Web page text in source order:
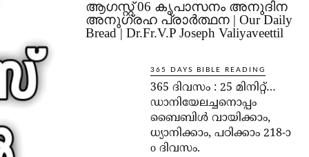
ആഗസ്റ്റ് 06 കൃപാസനം അനുദിന
അനുഗ്രഹ പ്രാർത്ഥന | Our Daily
Bread | Dr.Fr.V.P Joseph Valiyaveettil
365 DAYS BIBLE READING
365 ദിവസം : 25 മിനിറ്റ്…
ഡാനിയേലച്ചനൊപ്പം
ബൈബിൾ വായിക്കാം,
ധ്യാനിക്കാം, പഠിക്കാം 218-ാ
o ദിവസം.